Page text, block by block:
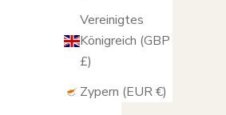
Vereinigtes
Königreich (GBP
£)
Zypern (EUR €)